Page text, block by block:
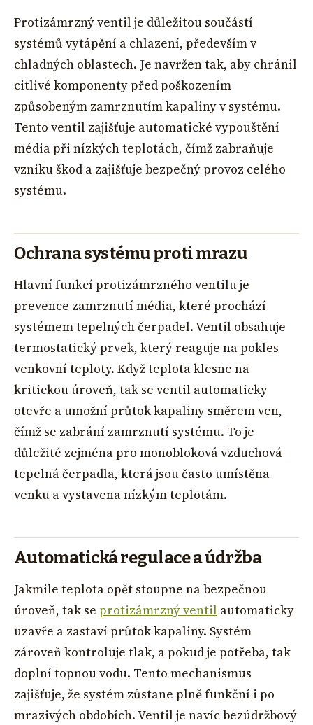
Protizámrzný ventil je důležitou součástí
systémů vytápění a chlazení, především v
chladných oblastech. Je navržen tak, aby chránil
citlivé komponenty před poškozením
způsobeným zamrznutím kapaliny v systému.
Tento ventil zajišťuje automatické vypouštění
média při nízkých teplotách, čímž zabraňuje
vzniku škod a zajišťuje bezpečný provoz celého
systému.
Ochrana systému proti mrazu
Hlavní funkcí protizámrzného ventilu je
prevence zamrznutí média, které prochází
systémem tepelných čerpadel. Ventil obsahuje
termostatický prvek, který reaguje na pokles
venkovní teploty. Když teplota klesne na
kritickou úroveň, tak se ventil automaticky
otevře a umožní průtok kapaliny směrem ven,
čímž se zabrání zamrznutí systému. To je
důležité zejména pro monobloková vzduchová
tepelná čerpadla, která jsou často umístěna
venku a vystavena nízkým teplotám.
Automatická regulace a údržba
Jakmile teplota opět stoupne na bezpečnou
úroveň, tak se protizámrzný ventil automaticky
uzavře a zastaví průtok kapaliny. Systém
zároveň kontroluje tlak, a pokud je potřeba, tak
doplní topnou vodu. Tento mechanismus
zajišťuje, že systém zůstane plně funkční i po
mrazivých obdobích. Ventil je navíc bezúdržbový